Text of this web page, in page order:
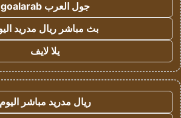
جول العرب goalarab
بث مباشر ريال مدريد
يلا لايف
ريال مدريد مباشر اليوم